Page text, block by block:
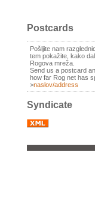
Postcards
Pošljite nam
tem pokažite, kako
Rogova mreža.
Send us a postcard
how far Rog net has
>naslov/address
Syndicate